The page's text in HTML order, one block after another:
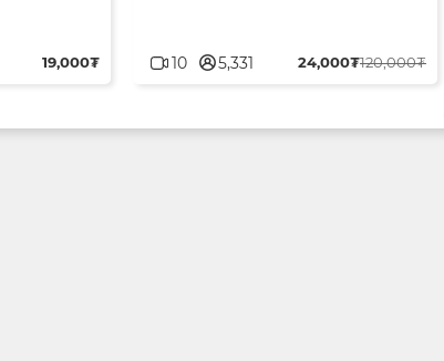
19,000₮ 24,000₮120,000₮
10 userblank5,331